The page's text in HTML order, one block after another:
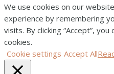
We use cookies on our
experience by remembering
visits. By clicking “Accept”,
cookies.
Cookie settings Accept All